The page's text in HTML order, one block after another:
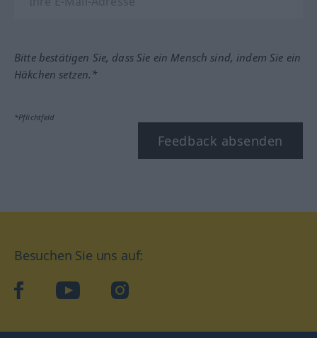
Bitte bestätigen Sie, dass Sie ein Mensch sind, indem Sie ein
Häkchen setzen.*
*Pflichtfeld
Feedback absenden
Besuchen Sie uns auf:
facebookYouTube Instagram